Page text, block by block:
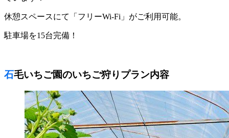
休憩スペースにて「フリーWi-Fi」がご利用可能。
駐車場を15台完備！
石毛いちご園のいちご狩りプラン内容